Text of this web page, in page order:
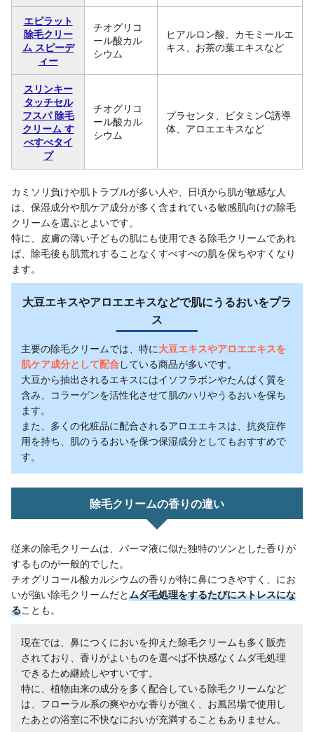
エピラット
除毛クリー
ム スピーデ
ィー
チオグリコ
ール酸カル
シウム
ヒアルロン酸、カモミールエ
キス、お茶の葉エキスなど
スリンキー
タッチセル
フスパ 除毛
クリーム す
べすべタイ
プ
チオグリコ
ール酸カル
シウム
プラセンタ、ビタミンC誘導
体、アロエエキスなど
カミソリ負けや肌トラブルが多い人や、日頃から肌が敏感な人
は、保湿成分や肌ケア成分が多く含まれている敏感肌向けの除毛
クリームを選ぶとよいです。
特に、皮膚の薄い子どもの肌にも使用できる除毛クリームであれ
ば、除毛後も肌荒れすることなくすべすべの肌を保ちやすくなり
ます。
大豆エキスやアロエエキスなどで肌にうるおいをプラ
ス
主要の除毛クリームでは、特に大豆エキスやアロエエキスを
肌ケア成分として配合している商品が多いです。
大豆から抽出されるエキスにはイソフラボンやたんぱく質を
含み、コラーゲンを活性化させて肌のハリやうるおいを保ち
ます。
また、多くの化粧品に配合されるアロエエキスは、抗炎症作
用を持ち、肌のうるおいを保つ保湿成分としてもおすすめで
す。
除毛クリームの香りの違い
従来の除毛クリームは、パーマ液に似た独特のツンとした香りが
するものが一般的でした。
チオグリコール酸カルシウムの香りが特に鼻につきやすく、にお
いが強い除毛クリームだとムダ毛処理をするたびにストレスにな
ることも。
現在では、鼻につくにおいを抑えた除毛クリームも多く販売
されており、香りがよいものを選べば不快感なくムダ毛処理
できるため継続しやすいです。
特に、植物由来の成分を多く配合している除毛クリームなど
は、フローラル系の爽やかな香りが強く、お風呂場で使用し
たあとの浴室に不快なにおいが充満することもありません。